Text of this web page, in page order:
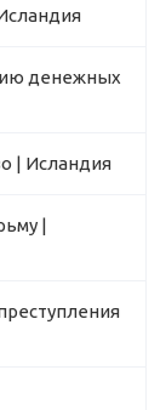
денежных
| Исландия
|